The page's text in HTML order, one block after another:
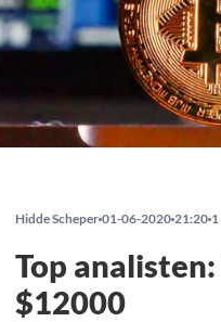
Hidde Scheper 01-06-2020 21:20
Top
$12000